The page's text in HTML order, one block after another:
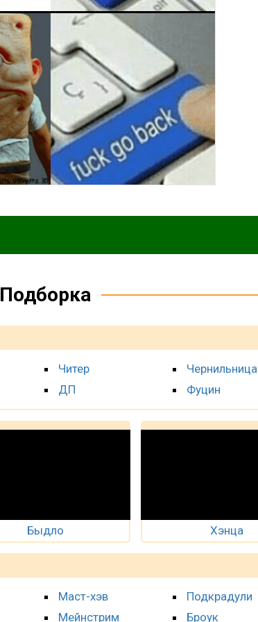
Подборка
Читер
ДП
Чернильница
Фуцин
Быдло Хэнца
Маст-хэв
Мейнстрим
Подкрадули
Броук